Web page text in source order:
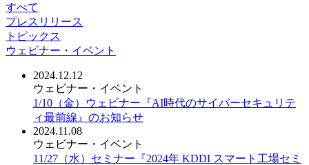
すべて
プレスリリース
トピックス
ウェビナー・イベント
2024.12.12
ウェビナー・イベント
1/10（金）ウェビナー『AI時代のサイバーセキュリテ
ィ最前線』のお知らせ
2024.11.08
ウェビナー・イベント
11/27（水）セミナー『2024年 KDDI スマート工場セミ